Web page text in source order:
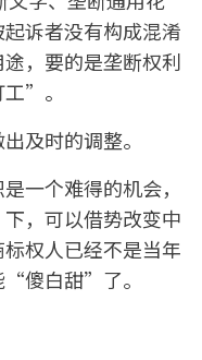
诉者没有构成混淆
，要的是垄断权利
”。
及时的调整。
一个难得的机会，
，可以借势改变中
权人已经不是当年
傻白甜”了。